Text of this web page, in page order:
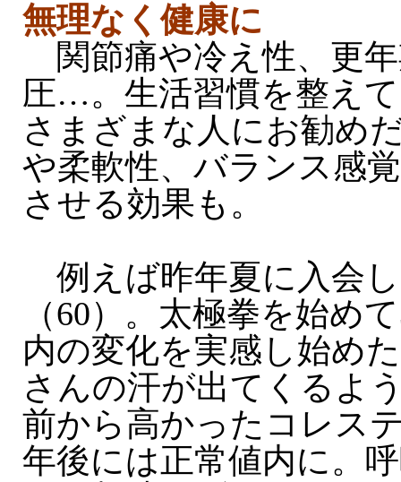
無理なく健康に
関節痛や冷え性、更
圧…。生活習慣を整え
さまざまな人にお勧め
や柔軟性、バランス感
させる効果も。
例えば昨年夏に入会
（60）。太極拳を始め
内の変化を実感し始め
さんの汗が出てくるよ
前から高かったコレス
年後には正常値内に。